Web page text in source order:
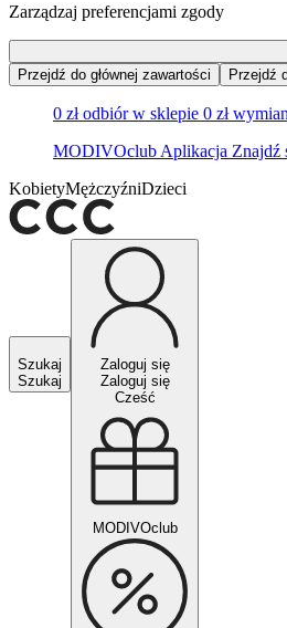
Zarządzaj preferencjami zgody
Przejdź do głównej zawartości
Przejdź
0 zł odbiór w sklepie 0 zł
MODIVOclub Aplikacja Znajdź
KobietyMężczyźniDzieci
Szukaj
Szukaj
Zaloguj się
Zaloguj się
Cześć
MODIVOclub